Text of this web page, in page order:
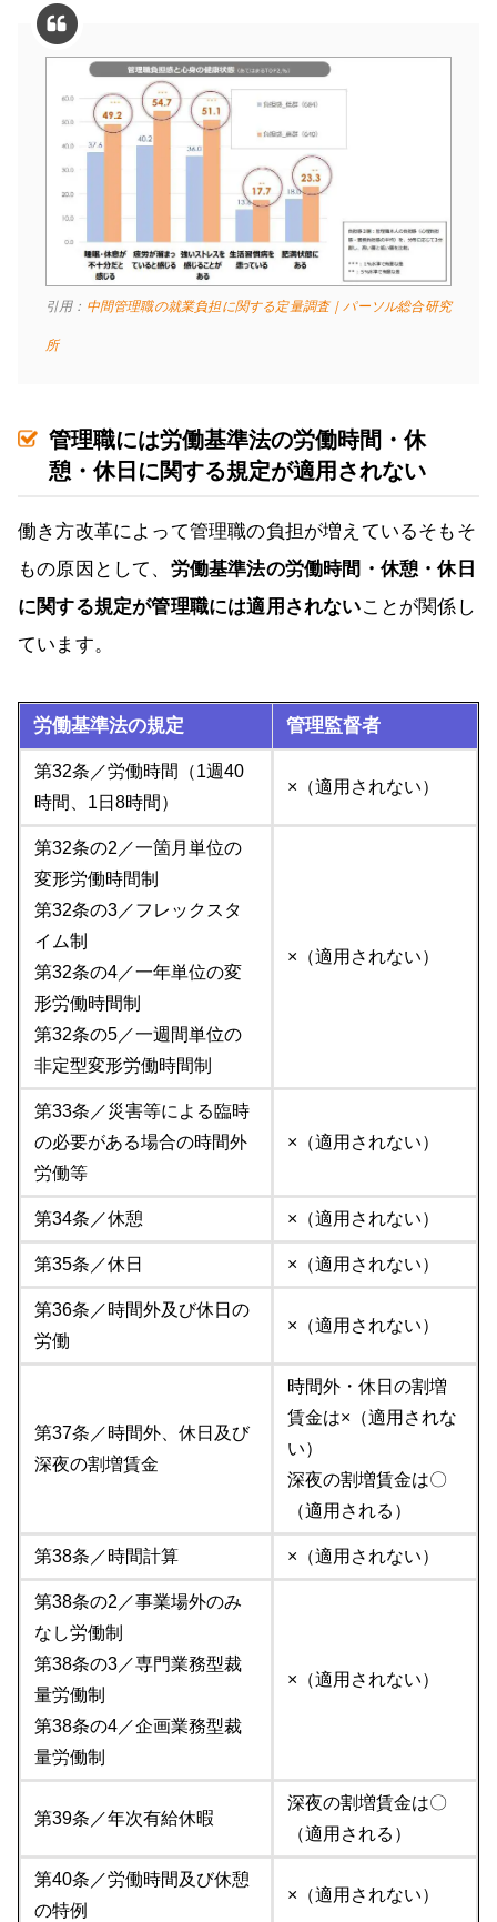
引用： 中間管理職の就業負担に関する定量調査｜パーソル総合研究
所
管理職には労働基準法の労働時間・休
憩・休日に関する規定が適用されない
働き方改革によって管理職の負担が増えているそもそ
もの原因として、 労働基準法の労働時間・休憩・休日
に関する規定が管理職には適用されないことが関係し
ています。
労働基準法の規定 管理監督者
第32条／労働時間（1週40
時間、1日8時間）
×（適用されない）
第32条の2／一箇月単位の
変形労働時間制
第32条の3／フレックスタ
イム制
第32条の4／一年単位の変
形労働時間制
第32条の5／一週間単位の
非定型変形労働時間制
×（適用されない）
第33条／災害等による臨時
の必要がある場合の時間外
労働等
×（適用されない）
第34条／休憩 ×（適用されない）
第35条／休日 ×（適用されない）
第36条／時間外及び休日の
労働
×（適用されない）
第37条／時間外、休日及び
深夜の割増賃金
時間外・休日の割増
賃金は×（適用されな
い）
深夜の割増賃金は〇
（適用される）
第38条／時間計算 ×（適用されない）
第38条の2／事業場外のみ
なし労働制
第38条の3／専門業務型裁
量労働制
第38条の4／企画業務型裁
量労働制
×（適用されない）
第39条／年次有給休暇
深夜の割増賃金は〇
（適用される）
第40条／労働時間及び休憩
の特例
×（適用されない）